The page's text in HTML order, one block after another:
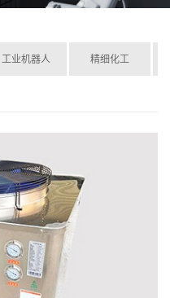
工业机器人 精细化工